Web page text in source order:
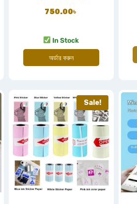
750.00৳
In Stock
অর্ডার করুন
Sale!